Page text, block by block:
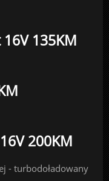
135KM
200KM
- turbodoładowany